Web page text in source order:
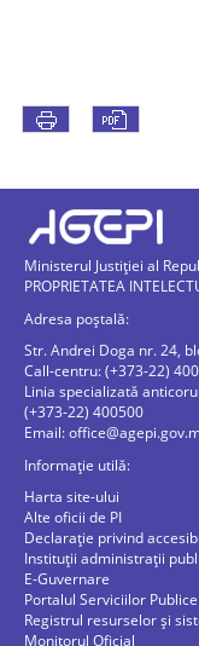
Ministerul Justiției al
PROPRIETATEA
Adresa poștală:
Str. Andrei Doga nr. 24,
Call-centru: (+373-22)
Linia specializată
(+373-22) 400500
Email:
Informație utilă:
Harta site-ului
Alte oficii de PI
Declarație privind
Instituții administrații
E-Guvernare
Portalul Serviciilor Publice
Registrul resurselor și
Monitorul Oficial